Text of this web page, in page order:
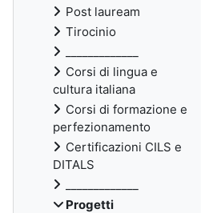
Post lauream
Tirocinio
Corsi di lingua e
cultura italiana
Corsi di formazione e
perfezionamento
Certificazioni CILS e
DITALS
Progetti